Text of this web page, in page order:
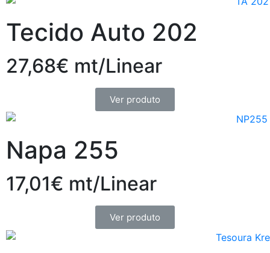
Tecido Auto 202
27,68€ mt/Linear
Ver produto
Napa 255
17,01€ mt/Linear
Ver produto